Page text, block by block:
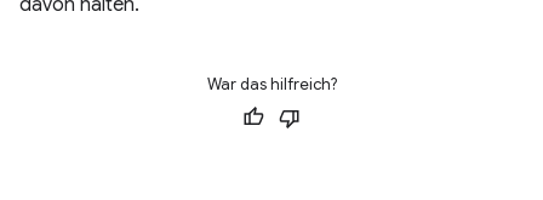
davon halten.
War das hilfreich?